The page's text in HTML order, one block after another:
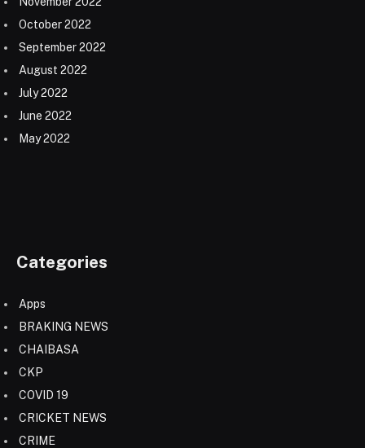
October 2022
September 2022
August 2022
July 2022
June 2022
May 2022
Categories
Apps
BRAKING NEWS
CHAIBASA
CKP
COVID 19
CRICKET NEWS
CRIME